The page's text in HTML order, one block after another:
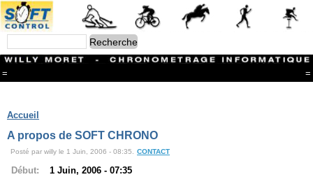
= =
Branches
CONTACT
FriRun Cup
Ski ALPIN
Triathlon
Accueil
A propos de SOFT CHRONO
Posté par willy le 1 Juin, 2006 - 08:35. CONTACT
Début:
1 Juin, 2006 - 07:35